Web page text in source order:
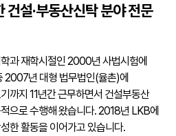
설·부동산신탁 분야 전문
과 재학시절인 2000년 사법시험에
2007년 대형 법무법인(율촌)에
까지 11년간 근무하면서 건설부동산
으로 수행해 왔습니다. 2018년 LKB에
한 활동을 이어가고 있습니다.